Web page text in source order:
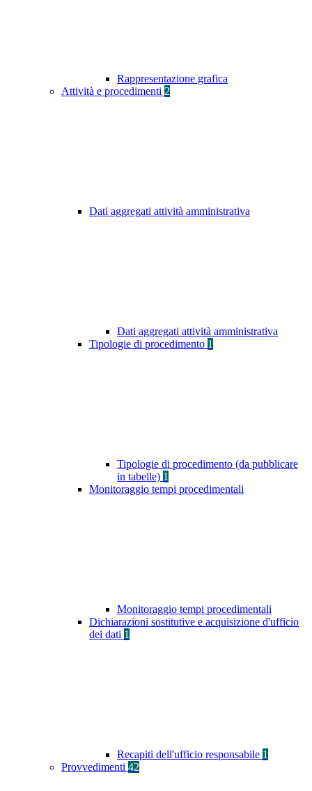
Rappresentazione grafica
Attività e procedimenti 2
Dati aggregati attività amministrativa
Dati aggregati attività amministrativa
Tipologie di procedimento 1
Tipologie di procedimento (da pubblicare
in tabelle) 1
Monitoraggio tempi procedimentali
Monitoraggio tempi procedimentali
Dichiarazioni sostitutive e acquisizione d'ufficio
dei dati 1
Recapiti dell'ufficio responsabile 1
Provvedimenti 42